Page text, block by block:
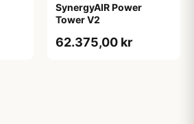
SynergyAIR Power
Tower V2
62.375,00 kr